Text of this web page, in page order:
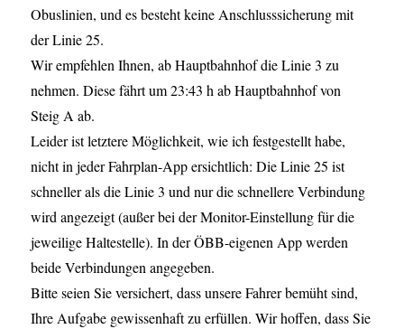
Obuslinien, und es besteht keine Anschlusssicherung mit
der Linie 25.
Wir empfehlen Ihnen, ab Hauptbahnhof die Linie 3 zu
nehmen. Diese fährt um 23:43 h ab Hauptbahnhof von
Steig A ab.
Leider ist letztere Möglichkeit, wie ich festgestellt habe,
nicht in jeder Fahrplan-App ersichtlich: Die Linie 25 ist
schneller als die Linie 3 und nur die schnellere Verbindung
wird angezeigt (außer bei der Monitor-Einstellung für die
jeweilige Haltestelle). In der ÖBB-eigenen App werden
beide Verbindungen angegeben.
Bitte seien Sie versichert, dass unsere Fahrer bemüht sind,
Ihre Aufgabe gewissenhaft zu erfüllen. Wir hoffen, dass Sie